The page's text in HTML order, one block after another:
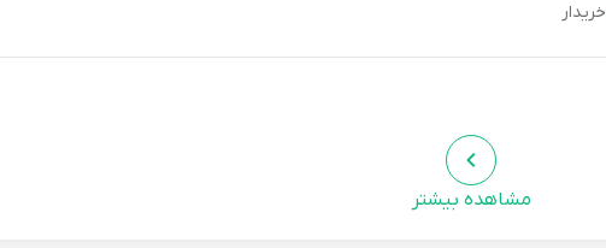
خریدار
بسته بندی ساده بود، ولی دمپایی سالم به دستم رسید، از قم ارسال شده.
مشاهده بیشتر